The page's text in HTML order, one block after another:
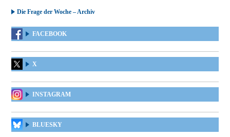
Die Frage der Woche – Archiv
FACEBOOK
X
INSTAGRAM
BLUESKY